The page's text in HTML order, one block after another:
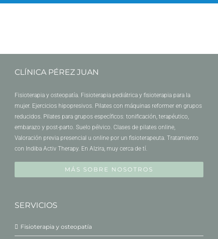
CLÍNICA PÉREZ JUAN
Fisioterapia y osteopatía. Fisioterapia pediátrica y fisioterapia para la
mujer. Ejercicios hipopresivos. Pilates con máquinas reformer en grupos
reducidos. Pilates para grupos específicos: tonificación, terapéutico,
embarazo y post-parto. Suelo pélvico. Clases de pilates online,
Valoración previa presencial u online por un fisioterapeuta. Tratamiento
con Indiba Activ Therapy. En Alzira, muy cerca de tí.
MÁS SOBRE NOSOTROS
SERVICIOS
Fisioterapia y osteopatía